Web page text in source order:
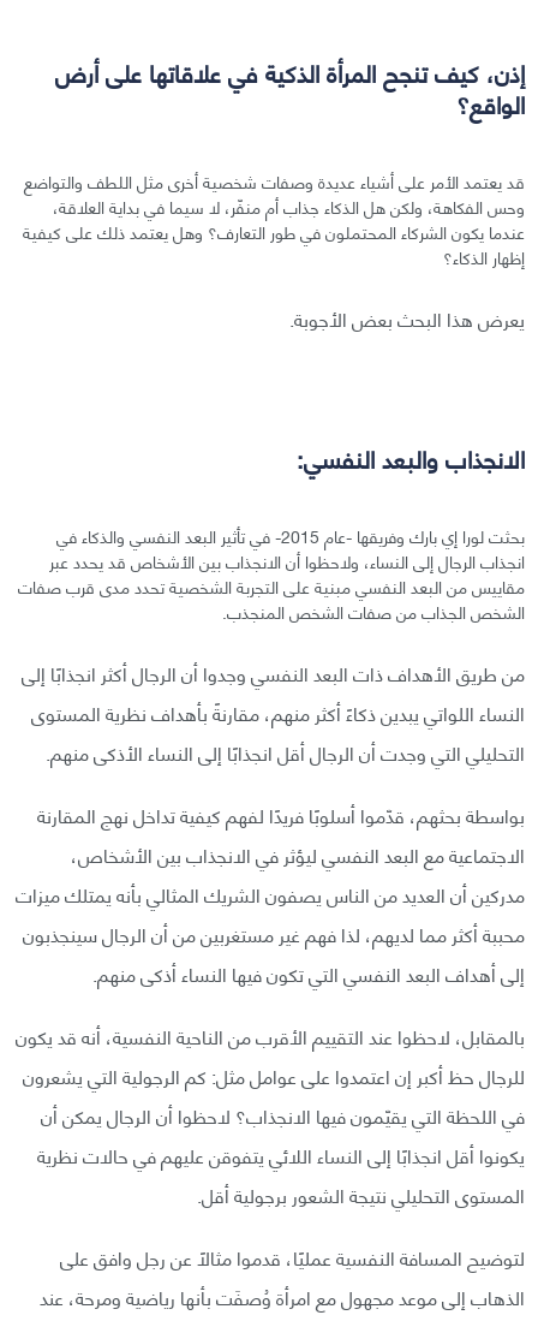
إذن، كيف تنجح المرأة الذكية في علاقاتها على أرض
الواقع؟
قد يعتمد الأمر على أشياء عديدة وصفات شخصية أخرى مثل اللطف والتواضع
وحس الفكاهة، ولكن هل الذكاء جذاب أم منفّر، لا سيما في بداية العلاقة،
عندما يكون الشركاء المحتملون في طور التعارف؟ وهل يعتمد ذلك على كيفية
إظهار الذكاء؟
يعرض هذا البحث بعض الأجوبة.
الانجذاب والبعد النفسي:
بحثت لورا إي بارك وفريقها -عام 2015- في تأثير البعد النفسي والذكاء في
انجذاب الرجال إلى النساء، ولاحظوا أن الانجذاب بين الأشخاص قد يحدد عبر
مقاييس من البعد النفسي مبنية على التجربة الشخصية تحدد مدى قرب صفات
الشخص الجذاب من صفات الشخص المنجذب.
من طريق الأهداف ذات البعد النفسي وجدوا أن الرجال أكثر انجذابًا إلى
النساء اللواتي يبدين ذكاءً أكثر منهم، مقارنةً بأهداف نظرية المستوى
التحليلي التي وجدت أن الرجال أقل انجذابًا إلى النساء الأذكى منهم.
بواسطة بحثهم، قدّموا أسلوبًا فريدًا لفهم كيفية تداخل نهج المقارنة
الاجتماعية مع البعد النفسي ليؤثر في الانجذاب بين الأشخاص،
مدركين أن العديد من الناس يصفون الشريك المثالي بأنه يمتلك ميزات
محببة أكثر مما لديهم، لذا فهم غير مستغربين من أن الرجال سينجذبون
إلى أهداف البعد النفسي التي تكون فيها النساء أذكى منهم.
بالمقابل، لاحظوا عند التقييم الأقرب من الناحية النفسية، أنه قد يكون
للرجال حظ أكبر إن اعتمدوا على عوامل مثل: كم الرجولية التي يشعرون
في اللحظة التي يقيّمون فيها الانجذاب؟ لاحظوا أن الرجال يمكن أن
يكونوا أقل انجذابًا إلى النساء اللائي يتفوقن عليهم في حالات نظرية
المستوى التحليلي نتيجة الشعور برجولية أقل.
لتوضيح المسافة النفسية عمليًا، قدموا مثالًا عن رجل وافق على
الذهاب إلى موعد مجهول مع امرأة وُصفَت بأنها رياضية ومرحة، عند